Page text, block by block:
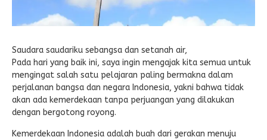
Saudara saudariku sebangsa dan setanah air,
Pada hari yang baik ini, saya ingin mengajak kita semua untuk
mengingat salah satu pelajaran paling bermakna dalam
perjalanan bangsa dan negara Indonesia, yakni bahwa tidak
akan ada kemerdekaan tanpa perjuangan yang dilakukan
dengan bergotong royong.
Kemerdekaan Indonesia adalah buah dari gerakan menuju